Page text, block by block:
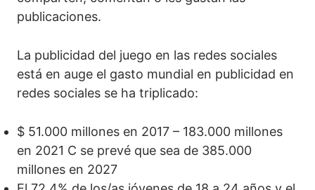
publicaciones.
La publicidad del juego en las redes sociales
está en auge el gasto mundial en publicidad en
redes sociales se ha triplicado:
$ 51.000 millones en 2017 – 183.000 millones
en 2021 C se prevé que sea de 385.000
millones en 2027